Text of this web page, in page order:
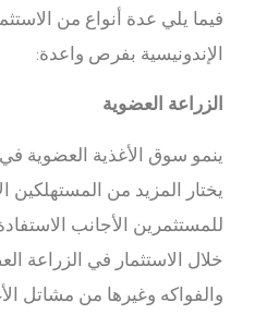
فيما يلي عدة أنواع من
الإندونيسية بفرص واعدة:
الزراعة العضوية
ينمو سوق الأغذية العضوية
يختار المزيد من
للمستثمرين الأجانب
خلال الاستثمار في الزراعة
والفواكه وغيرها من مشاتل